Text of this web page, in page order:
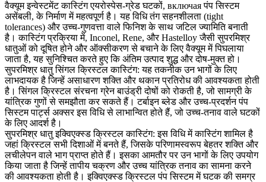
वैक्यूम इन्वेस्टमेंट कास्टिंगएयरोस्पेस-ग्रेड घटकों, включая पंप सिस्टम
असेंबली, के निर्माण में महत्वपूर्ण है। यह विधि तंग सहनशीलता (tight
tolerances) और उच्च-गुणवत्ता वाले फिनिश के साथ जटिल ज्यामिति बनाती
है। कास्टिंग प्रक्रिया में, Inconel, Rene, और Hastelloy जैसी सुपरमिश्र
धातुओं को दूषित होने और ऑक्सीकरण से बचाने के लिए वैक्यूम में पिघलाया
जाता है, यह सुनिश्चित करते हुए कि अंतिम उत्पाद शुद्ध और दोष-मुक्त हो।
सुपरमिश्र धातु सिंगल क्रिस्टल कास्टिंग: यह तकनीक उन भागों के लिए
लाभदायक है जिन्हें असाधारण शक्ति और थकान प्रतिरोध की आवश्यकता होती
है। सिंगल क्रिस्टल संरचना ग्रेन बाउंड्री दोषों को रोकती है, जो सामग्री के
यांत्रिक गुणों से समझौता कर सकते हैं। टर्बाइन ब्लेड और उच्च-प्रदर्शन पंप
सिस्टम पार्ट्स अक्सर इस विधि से लाभान्वित होते हैं, जो उच्च-तनाव वाले घटकों
के लिए आदर्श है।
सुपरमिश्र धातु इक्विएक्स्ड क्रिस्टल कास्टिंग: इस विधि में कास्टिंग शामिल है
जहां क्रिस्टल सभी दिशाओं में बनते हैं, जिसके परिणामस्वरूप बेहतर शक्ति और
लचीलेपन वाले भाग प्राप्त होते हैं। इसका आमतौर पर उन भागों के लिए उपयोग
किया जाता है जिन्हें तापीय चक्रण और उच्च यांत्रिक तनाव का सामना करने
की आवश्यकता होती है। इक्विएक्स्ड क्रिस्टल पंप सिस्टम में घटक की समग्र